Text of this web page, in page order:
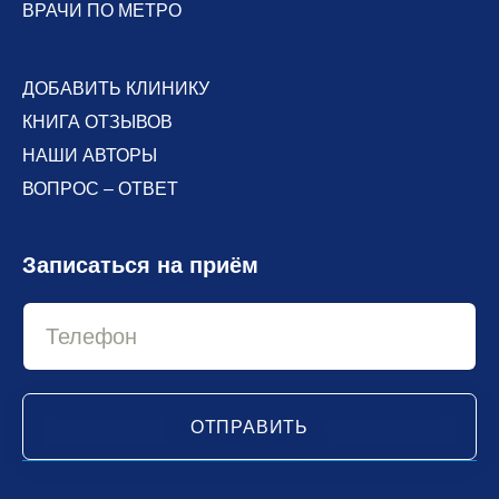
ВРАЧИ ПО МЕТРО
ДОБАВИТЬ КЛИНИКУ
КНИГА ОТЗЫВОВ
НАШИ АВТОРЫ
ВОПРОС – ОТВЕТ
Записаться на приём
ОТПРАВИТЬ